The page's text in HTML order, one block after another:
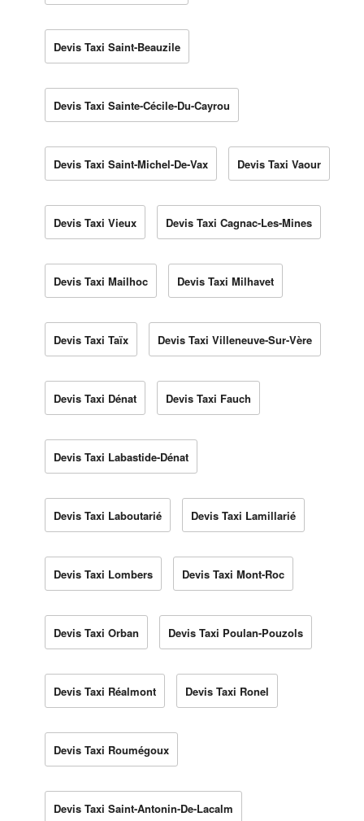
Devis Taxi Saint-Beauzile
Devis Taxi Sainte-Cécile-Du-Cayrou
Devis Taxi Saint-Michel-De-Vax Devis Taxi Vaour
Devis Taxi Vieux Devis Taxi Cagnac-Les-Mines
Devis Taxi Mailhoc Devis Taxi Milhavet
Devis Taxi Taïx Devis Taxi Villeneuve-Sur-Vère
Devis Taxi Dénat Devis Taxi Fauch
Devis Taxi Labastide-Dénat
Devis Taxi Laboutarié Devis Taxi Lamillarié
Devis Taxi Lombers Devis Taxi Mont-Roc
Devis Taxi Orban Devis Taxi Poulan-Pouzols
Devis Taxi Réalmont Devis Taxi Ronel
Devis Taxi Roumégoux
Devis Taxi Saint-Antonin-De-Lacalm